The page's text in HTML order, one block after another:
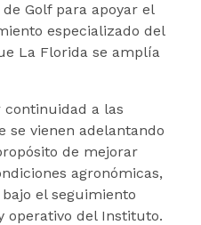
Golf para apoyar el
especializado del
La Florida se amplía
continuidad a las
se vienen adelantando
de mejorar
agronómicas,
el seguimiento
operativo del Instituto.